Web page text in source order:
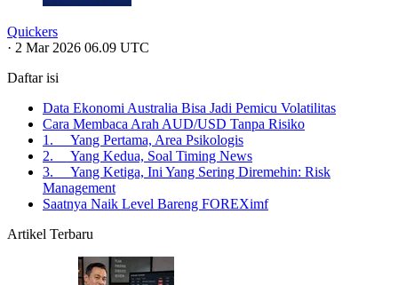
Quickers
· 2 Mar 2026 06.09 UTC
Daftar isi
Data Ekonomi Australia Bisa Jadi Pemicu Volatilitas
Cara Membaca Arah AUD/USD Tanpa Risiko
1. Yang Pertama, Area Psikologis
2. Yang Kedua, Soal Timing News
3. Yang Ketiga, Ini Yang Sering Diremehin: Risk
Management
Saatnya Naik Level Bareng FOREXimf
Artikel Terbaru